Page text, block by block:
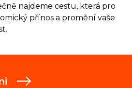
najdeme cestu, která pro
přínos a promění vaše